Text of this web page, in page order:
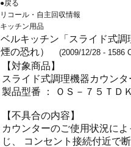
●戻る
リコール・自主回収情報
キッチン用品
ベルキッチン「スライド式
煙の恐れ）
(2009/12/28 - 1586
【対象商品】
スライド式調理機器カウンタ
製品型番 ： ＯＳ－７５ＴＤ
【不具合の内容】
カウンターのご使用状況に
じ、 コンセント接続付近で